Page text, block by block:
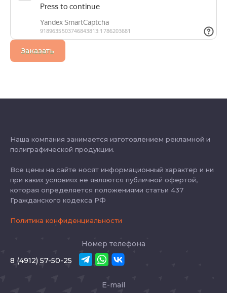
Заказать
Наша компания занимается изготовлением рекламной и
полиграфической продукции.
Все цены на сайте носят информационный характер и ни
при каких условиях не являются публичной офертой,
которая определяется положениями статьи 437
Гражданского кодекса РФ
Политика конфиденциальности
Номер телефона
8 (4912) 57-50-25
E-mail